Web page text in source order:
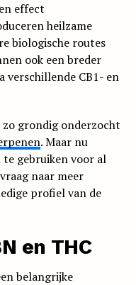
effect
heilzame
biologische routes
ook een breder
verschillende CB1- en
zo grondig onderzocht
. Maar nu
te gebruiken voor al
naar meer
profiel van de
en THC
belangrijke